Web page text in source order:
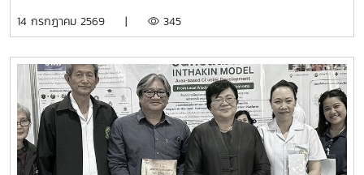
ตรวจประเมินประจำปีและการตรวจติดตาม เพื่อประกอบการ
ผลิตภัณฑ์ จุลินทรีย์ MMO ตราแม่โจ้ กรีน จากสำนักงาน
มาตรฐานเกษตรอินทรีย์ (มกท.) การตรวจประเมินครั้งนี้ดำเนิน
การโดย คุณหทัยชนก อินทรกำแหง ผู้ตรวจประเมินจาก
สำนักงานมาตรฐานเกษตรอินทรีย์ (มกท.) ตามมาตรฐาน
Certification Alliance Organic Standard Version 1.0 ภาย
ใต้โปรแกรม IFOAM Accreditation
14 กรกฎาคม 2569 | 345